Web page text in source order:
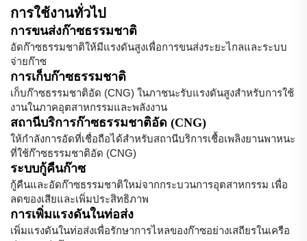
การใช้งานทั่วไป
การขนส่งก๊าซธรรมชาติ
อัดก๊าซธรรมชาติให้มีแรงดันสูงเพื่อการขนส่งระยะไกลและระบบ
จ่ายก๊าซ
การเก็บก๊าซธรรมชาติ
เก็บก๊าซธรรมชาติอัด (CNG) ในภาชนะรับแรงดันสูงสำหรับการใช้
งานในภาคอุตสาหกรรมและพลังงาน
สถานีบริการก๊าซธรรมชาติอัด (CNG)
ให้กำลังการอัดที่เชื่อถือได้สำหรับสถานีบริการเชื้อเพลิงยานพาหนะ
ที่ใช้ก๊าซธรรมชาติอัด (CNG)
ระบบกู้คืนก๊าซ
กู้คืนและอัดก๊าซธรรมชาติใหม่จากกระบวนการอุตสาหกรรม เพื่อ
ลดของเสียและเพิ่มประสิทธิภาพ
การเพิ่มแรงดันในท่อส่ง
เพิ่มแรงดันในท่อส่งเพื่อรักษาการไหลของก๊าซอย่างเสถียรในเครือ